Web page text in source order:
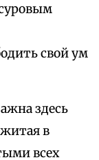
свой ум
здесь
в
всех